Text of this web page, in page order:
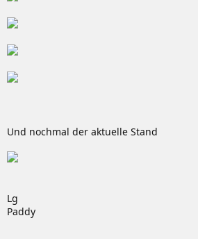
Und nochmal der aktuelle Stand
Lg
Paddy